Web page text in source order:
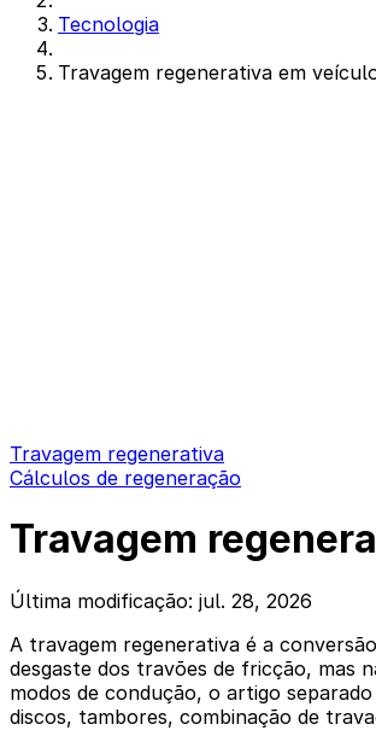
Tecnologia
Travagem regenerativa em
Travagem regenerativa
Cálculos de regeneração
Travagem
Última modificação: jul. 28, 2026
A travagem regenerativa é a
desgaste dos travões de fricção, mas
modos de condução, o artigo separado
discos, tambores, combinação de